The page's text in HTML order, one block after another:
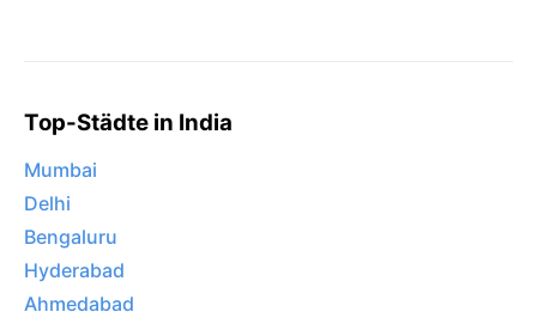
Top-Städte in India
Mumbai
Delhi
Bengaluru
Hyderabad
Ahmedabad